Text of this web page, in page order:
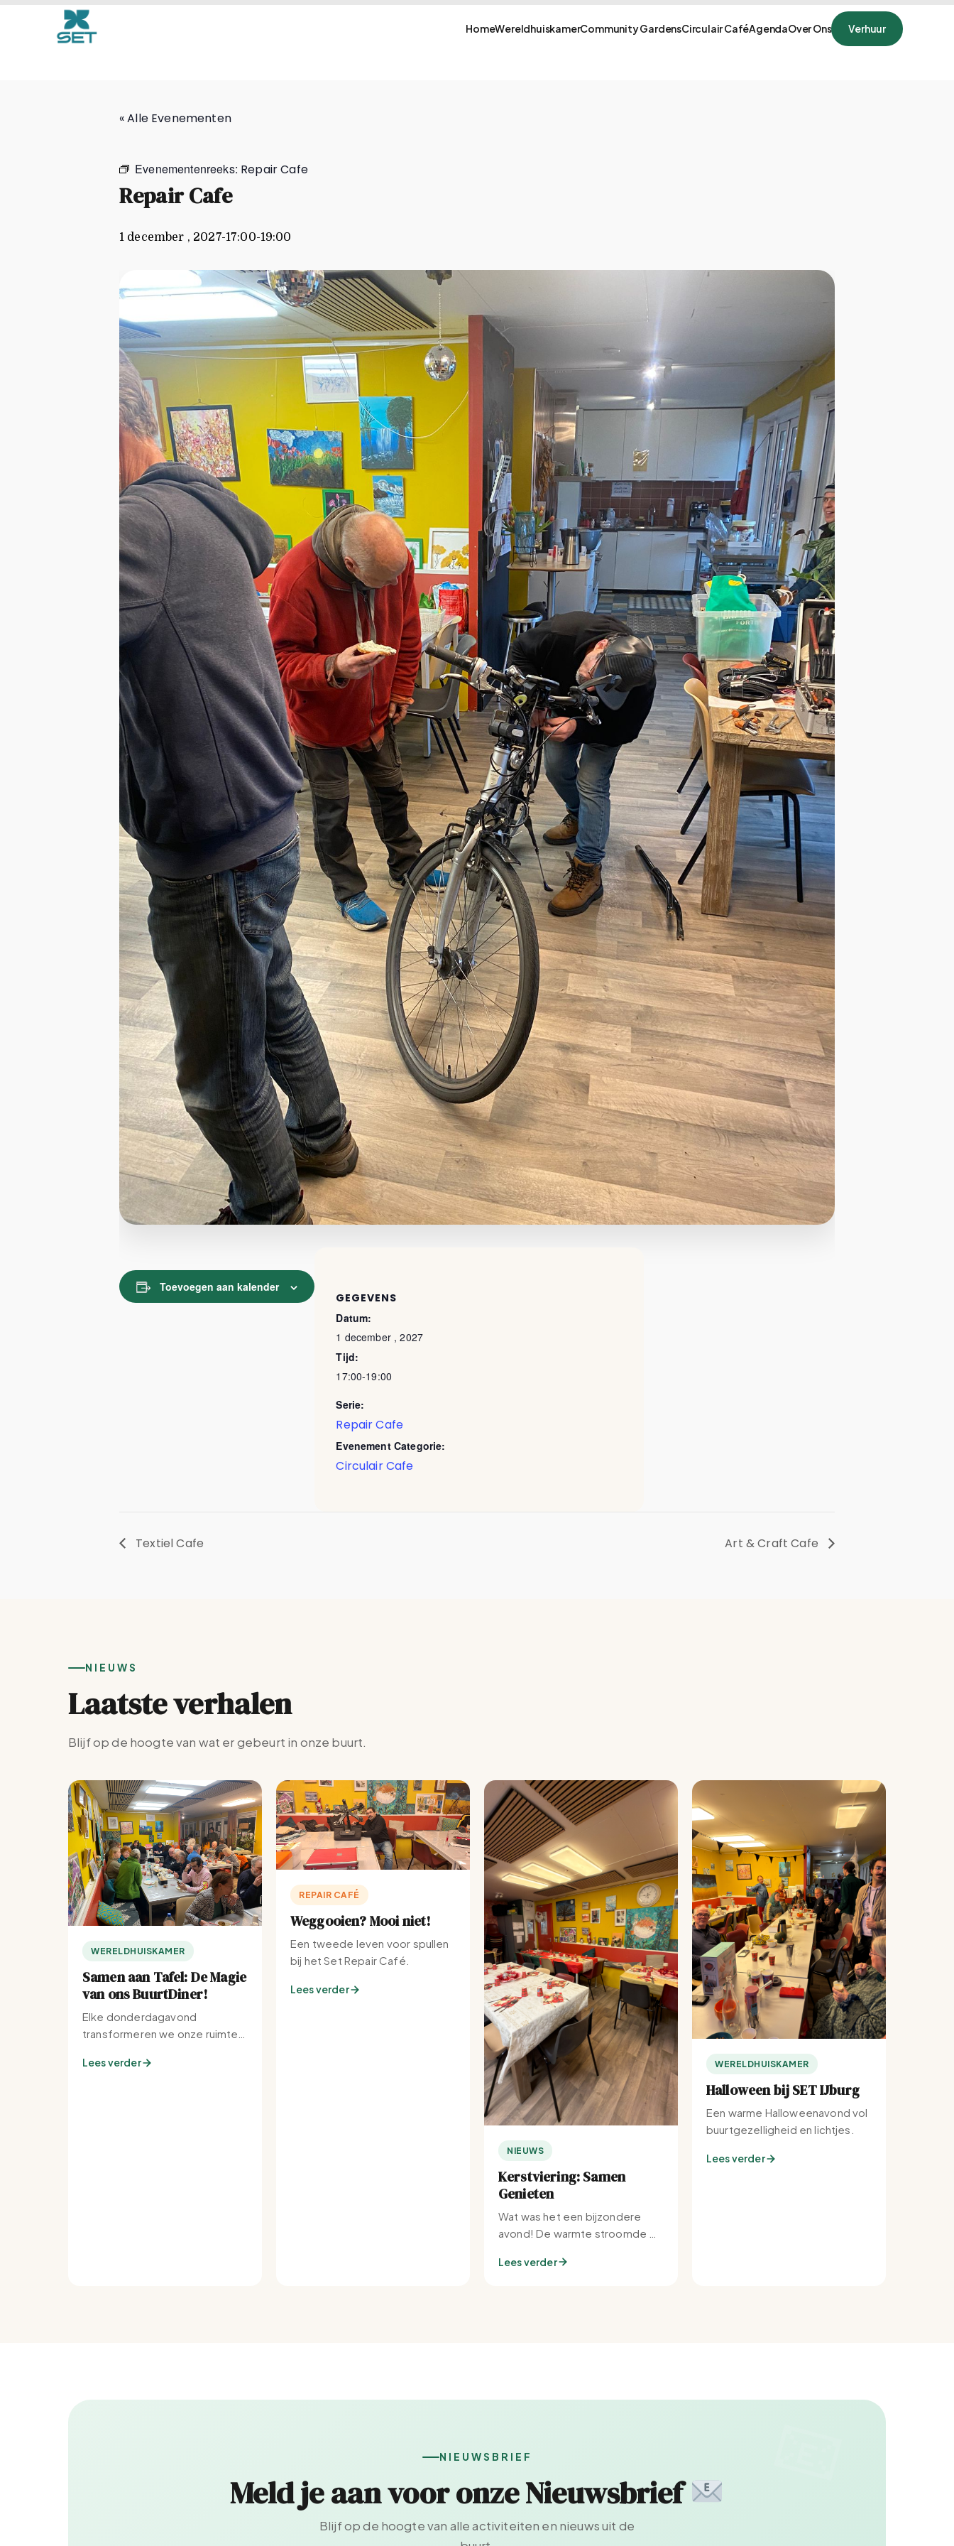
HomeWereldhuiskamerCommunity GardensCirculair CaféAgendaOver Ons Verhuur
Repair Cafe
« Alle Evenementen
Evenementenreeks: Repair Cafe
Repair Cafe
1 december , 2027-17:00-19:00
Toevoegen aan kalender
GEGEVENS
Datum:
1 december , 2027
Tijd:
17:00-19:00
Serie:
Repair Cafe
Evenement Categorie:
Circulair Cafe
Textiel Cafe Art & Craft Cafe
NIEUWS
Laatste verhalen
Blijf op de hoogte van wat er gebeurt in onze buurt.
WERELDHUISKAMER
Samen aan Tafel: De Magie
van ons BuurtDiner!
Elke donderdagavond
transformeren we onze ruimte
buurt.
Lees verder
REPAIR CAFÉ
Weggooien? Mooi niet!
Een tweede leven voor spullen
bij het Set Repair Café.
Lees verder
NIEUWS
Kerstviering: Samen
Genieten
Wat was het een bijzondere
avond! De warmte stroomde bij
Lees verder
WERELDHUISKAMER
Halloween bij SET IJburg
Een warme Halloweenavond vol
buurtgezelligheid en lichtjes.
Lees verder
NIEUWSBRIEF
Meld je aan voor onze Nieuwsbrief
Blijf op de hoogte van alle activiteiten en nieuws uit de